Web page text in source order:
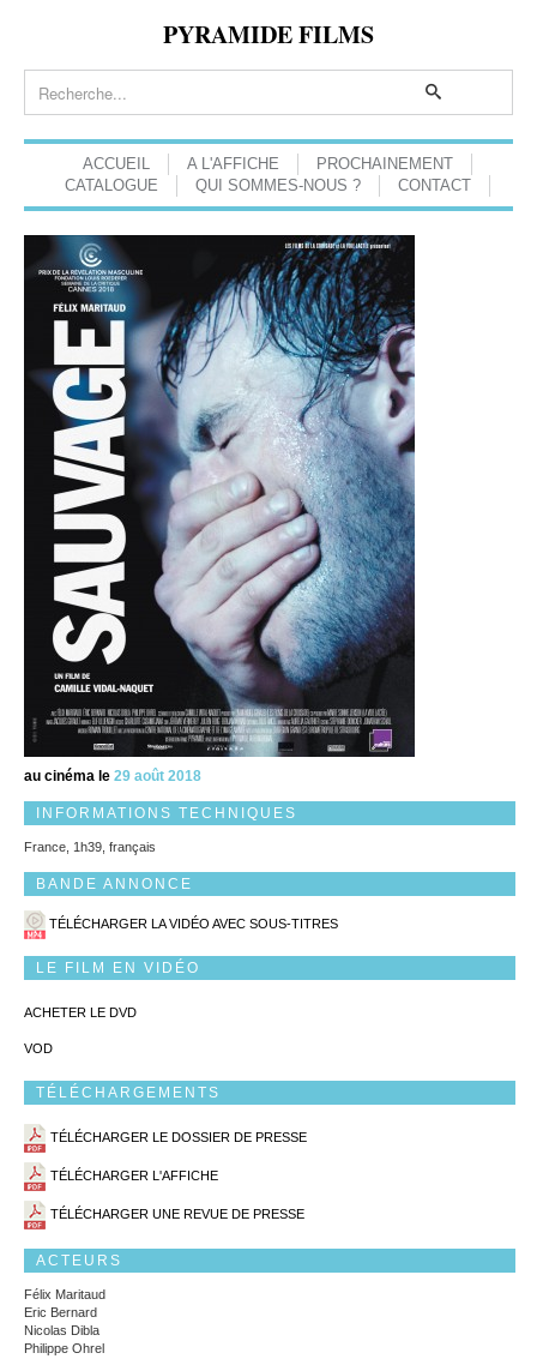
PYRAMIDE FILMS
ACCUEIL A L'AFFICHE
PROCHAINEMENT
CATALOGUE
QUI SOMMES-NOUS ? CONTACT
au cinéma le 29 août 2018
INFORMATIONS TECHNIQUES
France, 1h39, français
BANDE ANNONCE
TÉLÉCHARGER LA VIDÉO AVEC SOUS-TITRES
LE FILM EN VIDÉO
ACHETER LE DVD
VOD
TÉLÉCHARGEMENTS
TÉLÉCHARGER LE DOSSIER DE PRESSE
TÉLÉCHARGER L'AFFICHE
TÉLÉCHARGER UNE REVUE DE PRESSE
ACTEURS
Félix Maritaud
Eric Bernard
Nicolas Dibla
Philippe Ohrel